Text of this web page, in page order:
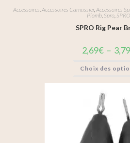
Accessoires,Accessoires Carnassier,Accessoires
Plomb, Spro, SPRO
SPRO Rig Pear
2,69€ – 3,79
Choix des